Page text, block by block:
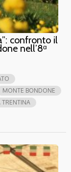
confronto il
nell’8ᵅ
MONTE BONDONE
TRENTINA